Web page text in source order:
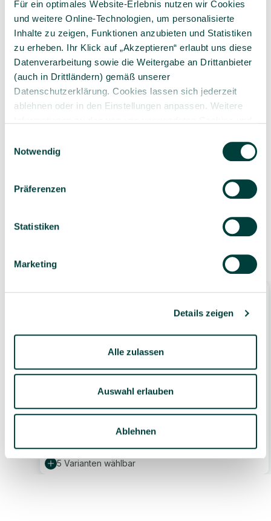
Für ein optimales Website-Erlebnis nutzen wir Cookies
und weitere Online-Technologien, um personalisierte
Inhalte zu zeigen, Funktionen anzubieten und Statistiken
zu erheben. Ihr Klick auf „Akzeptieren“ erlaubt uns diese
Datenverarbeitung sowie die Weitergabe an Drittanbieter
(auch in Drittländern) gemäß unserer
Datenschutzerklärung. Cookies lassen sich jederzeit
ablehnen oder in den Einstellungen anpassen. Weitere
schutz­erklärung
Notwendig
Präferenzen
Statistiken
Marketing
Details zeigen
Alle zulassen
Auswahl erlauben
Ablehnen
Sorgfältig ausgewähltes
Produktsortiment
Kompetente und
individuelle Beratung
Geprüfte Lieferkette
1-3 Werktage Lieferzeit
eigenen Lager
DOPPLER Expert auto knick - Kurbelschirm
5 Varianten wählbar